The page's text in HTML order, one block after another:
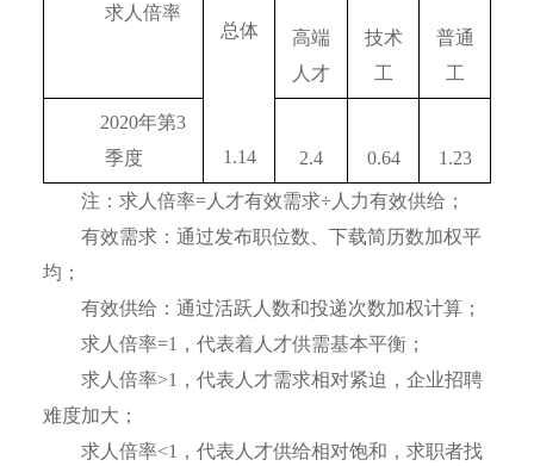
求人倍率
总体
高端
人才
技术
工
普通
工
2020年第3
季度
1.14 2.4 0.64 1.23
注：求人倍率=人才有效需求÷人力有效供给；
有效需求：通过发布职位数、下载简历数加权平
均；
有效供给：通过活跃人数和投递次数加权计算；
求人倍率=1，代表着人才供需基本平衡；
求人倍率>1，代表人才需求相对紧迫，企业招聘
难度加大；
求人倍率<1，代表人才供给相对饱和，求职者找